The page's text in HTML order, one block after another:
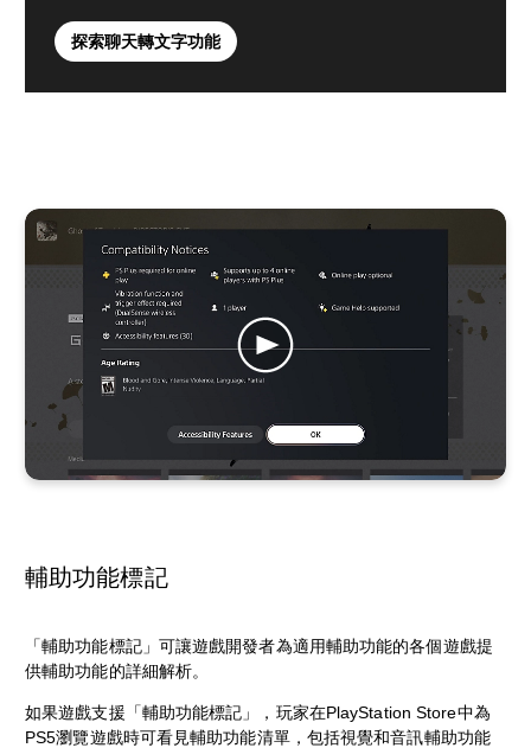
探索聊天轉文字功能
輔助功能標記
「輔助功能標記」可讓遊戲開發者為適用輔助功能的各個遊戲提
供輔助功能的詳細解析。
如果遊戲支援「輔助功能標記」，玩家在PlayStation Store中為
PS5瀏覽遊戲時可看見輔助功能清單，包括視覺和音訊輔助功能